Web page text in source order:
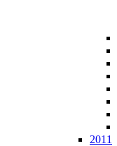
2011